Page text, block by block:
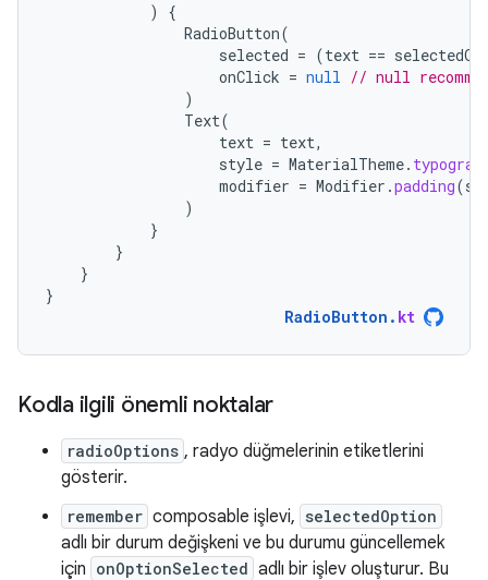
)
{
RadioButton(
selected = (text ==
onClick = null // null
)
Text(
text = text,
style = MaterialTheme.
modifier = Modifier .padding(
)
}
}
}
}
RadioButton . kt
Kodla ilgili önemli noktalar
radioOptions , radyo düğmelerinin etiketlerini
gösterir.
remember composable işlevi, selectedOption
adlı bir durum değişkeni ve bu durumu güncellemek
için onOptionSelected adlı bir işlev oluşturur. Bu